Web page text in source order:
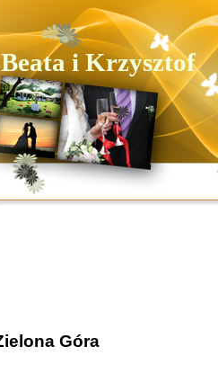
Beata i Krzysztof